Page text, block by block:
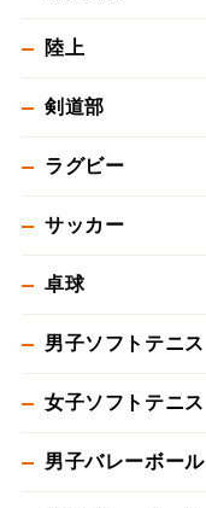
陸上
剣道部
ラグビー
サッカー
卓球
男子ソフトテニス
女子ソフトテニス
男子バレーボール